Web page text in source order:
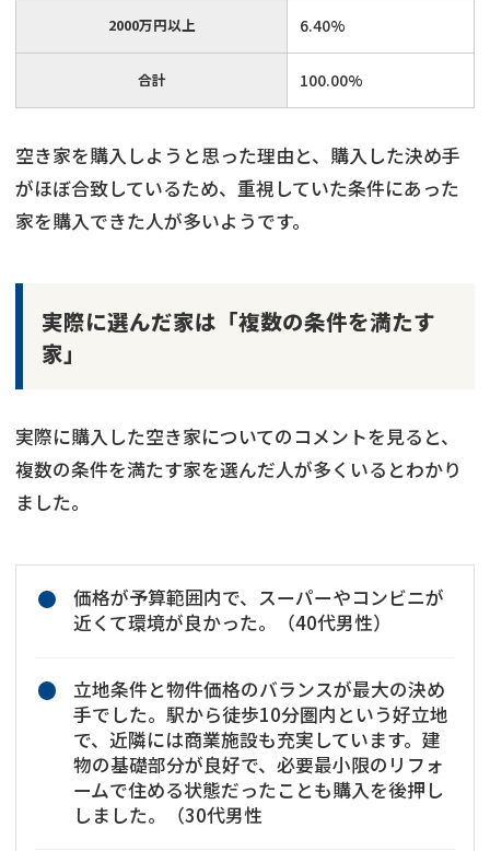
2000万円以上 6.40%
合計 100.00%
空き家を購入しようと思った理由と、購入した決め手
がほぼ合致しているため、重視していた条件にあった
家を購入できた人が多いようです。
実際に選んだ家は「複数の条件を満たす
家」
実際に購入した空き家についてのコメントを見ると、
複数の条件を満たす家を選んだ人が多くいるとわかり
ました。
価格が予算範囲内で、スーパーやコンビニが
近くて環境が良かった。（40代男性）
立地条件と物件価格のバランスが最大の決め
手でした。駅から徒歩10分圏内という好立地
で、近隣には商業施設も充実しています。建
物の基礎部分が良好で、必要最小限のリフォ
ームで住める状態だったことも購入を後押し
しました。（30代男性